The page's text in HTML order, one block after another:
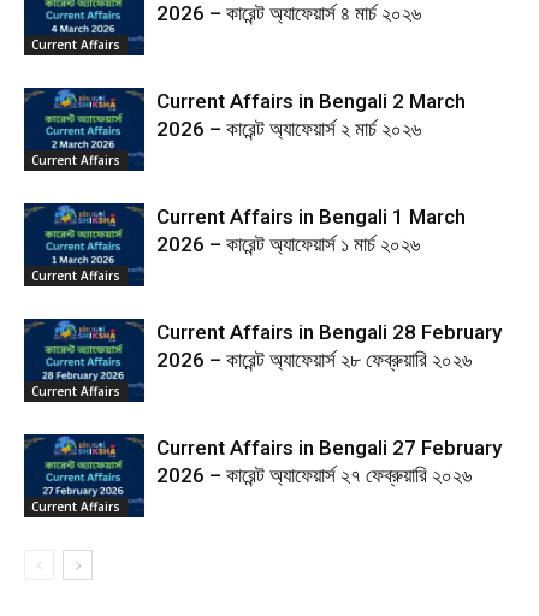
Current Affairs
2026 – কারেন্ট অ্যাফেয়ার্স ৪ মার্চ ২০২৬
Current Affairs
Current Affairs in Bengali 2 March
2026 – কারেন্ট অ্যাফেয়ার্স ২ মার্চ ২০২৬
Current Affairs
Current Affairs in Bengali 1 March
2026 – কারেন্ট অ্যাফেয়ার্স ১ মার্চ ২০২৬
Current Affairs
Current Affairs in Bengali 28 February
2026 – কারেন্ট অ্যাফেয়ার্স ২৮ ফেব্রুয়ারি ২০২৬
Current Affairs
Current Affairs in Bengali 27 February
2026 – কারেন্ট অ্যাফেয়ার্স ২৭ ফেব্রুয়ারি ২০২৬